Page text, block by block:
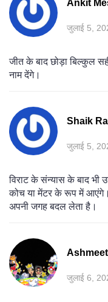
Ankit
जुलाई 5,
जीत के बाद छोड़ा बिल्कुल
नाम देंगे।
Shaik
जुलाई 5,
विराट के संन्यास के बाद भी
कोच या मेंटर के रूप में
अपनी जगह बदल लेता है।
जुलाई 6,